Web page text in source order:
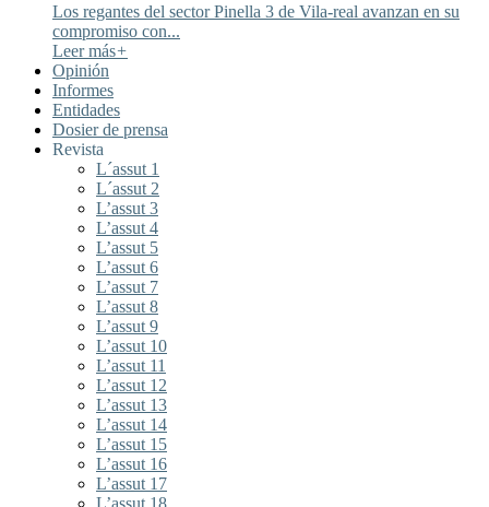
Los regantes del sector Pinella 3 de Vila-real avanzan en su
compromiso con...
Leer más+
Opinión
Informes
Entidades
Dosier de prensa
Revista
L´assut 1
L´assut 2
L’assut 3
L’assut 4
L’assut 5
L’assut 6
L’assut 7
L’assut 8
L’assut 9
L’assut 10
L’assut 11
L’assut 12
L’assut 13
L’assut 14
L’assut 15
L’assut 16
L’assut 17
L’assut 18